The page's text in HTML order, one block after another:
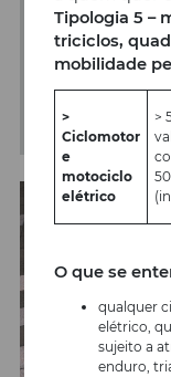
Tipologia 5 –
triciclos,
mobilidade
>
Ciclomotor
e
motociclo
elétrico
>
O que se
qualquer
elétrico,
sujeito a
enduro,
A Lusomotos,
junho, a
para a
SABER